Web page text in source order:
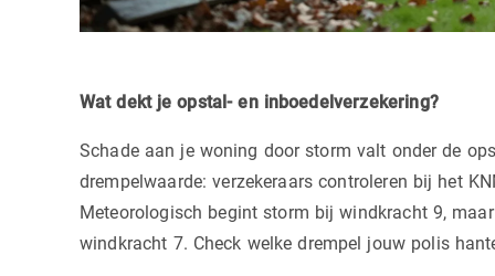
Wat dekt je opstal- en inboedelverzekering?
Schade aan je woning door storm valt onder de
drempelwaarde: verzekeraars controleren bij het
Meteorologisch begint storm bij windkracht 9,
windkracht 7. Check welke drempel jouw polis